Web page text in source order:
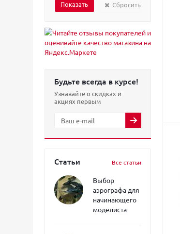
Сбросить
Будьте всегда в курсе!
Узнавайте о скидках и
акциях первым
Статьи Все статьи
Выбор
аэрографа для
начинающего
моделиста